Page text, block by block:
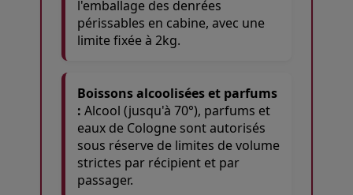
l'emballage des denrées
périssables en cabine, avec une
limite fixée à 2kg.
Boissons alcoolisées et parfums
: Alcool (jusqu'à 70°), parfums et
eaux de Cologne sont autorisés
sous réserve de limites de volume
strictes par récipient et par
passager.